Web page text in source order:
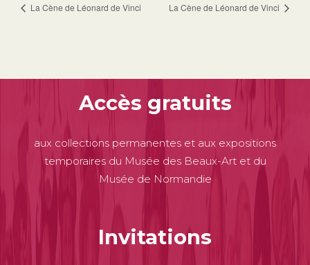
La Cène de Léonard de Vinci La Cène de Léonard de Vinci
Accès gratuits
aux collections permanentes et aux expositions
temporaires du Musée des Beaux-Art et du
Musée de Normandie
Invitations